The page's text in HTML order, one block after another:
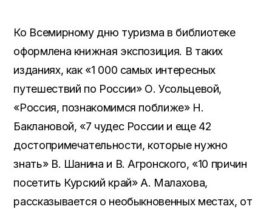
Ко Всемирному дню туризма в библиотеке
оформлена книжная экспозиция. В таких
изданиях, как «1 000 самых интересных
путешествий по России» О. Усольцевой,
«Россия, познакомимся поближе» Н.
Баклановой, «7 чудес России и еще 42
достопримечательности, которые нужно
знать» В. Шанина и В. Агронского, «10 причин
посетить Курский край» А. Малахова,
рассказывается о необыкновенных местах, от